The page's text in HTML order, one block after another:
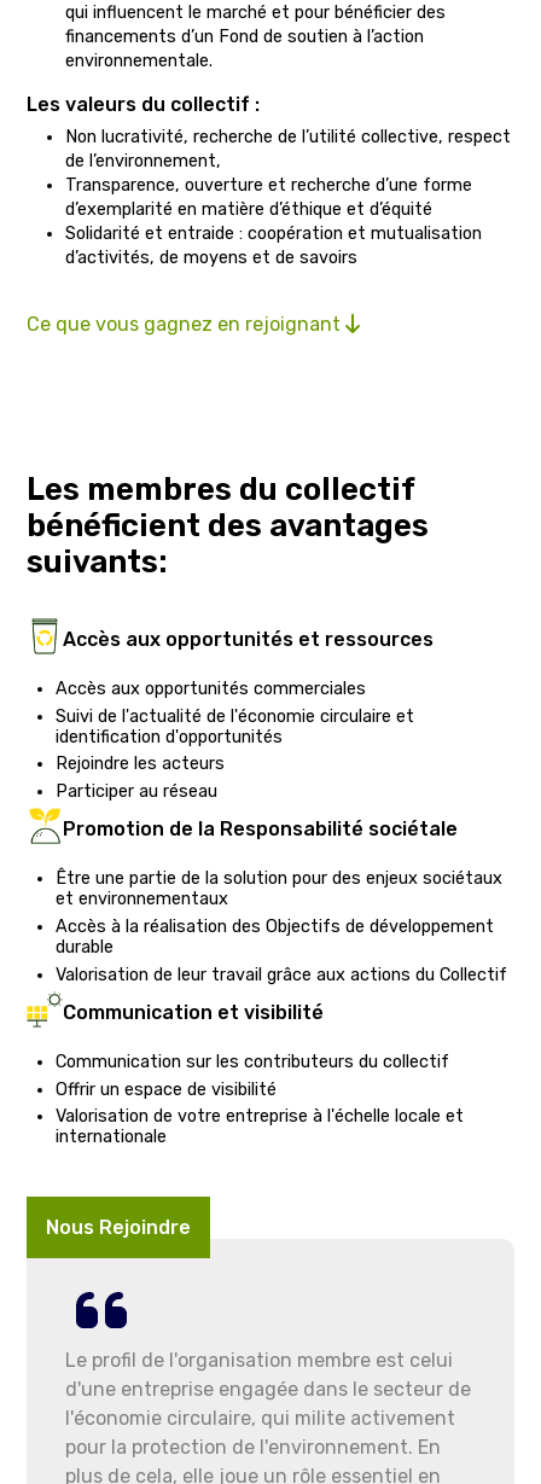
qui influencent le marché et pour bénéficier des
financements d’un Fond de soutien à l’action
environnementale.
Les valeurs du collectif :
Non lucrativité, recherche de l’utilité collective, respect
de l’environnement,
Transparence, ouverture et recherche d’une forme
d’exemplarité en matière d’éthique et d’équité
Solidarité et entraide : coopération et mutualisation
d’activités, de moyens et de savoirs
Ce que vous gagnez en rejoignant
Le profil de l'organisation membre est celui
d'une entreprise engagée dans le secteur de
l'économie circulaire, qui milite activement
pour la protection de l'environnement. En
plus de cela, elle joue un rôle essentiel en
Les membres du collectif
bénéficient des avantages
suivants:
Accès aux opportunités et ressources
Accès aux opportunités commerciales
Suivi de l'actualité de l'économie circulaire et
identification d'opportunités
Rejoindre les acteurs
Participer au réseau
Promotion de la Responsabilité sociétale
Être une partie de la solution pour des enjeux sociétaux
et environnementaux
Accès à la réalisation des Objectifs de développement
durable
Valorisation de leur travail grâce aux actions du Collectif
Communication et visibilité
Communication sur les contributeurs du collectif
Offrir un espace de visibilité
Valorisation de votre entreprise à l'échelle locale et
internationale
Nous Rejoindre